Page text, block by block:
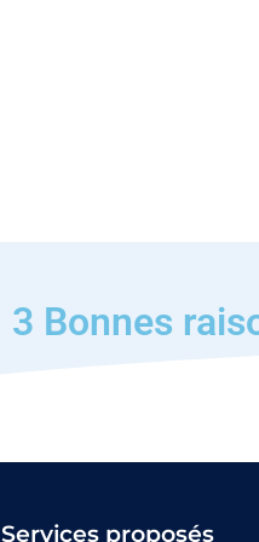
3 Bonnes
Services proposés